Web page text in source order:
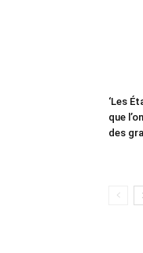
‘Les
que
des